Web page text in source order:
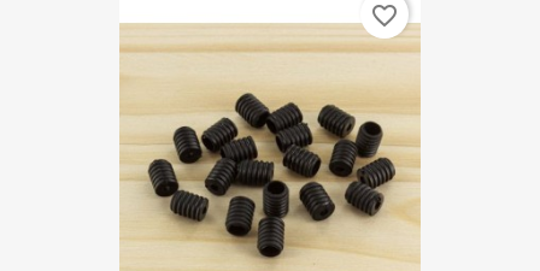
favorite_border